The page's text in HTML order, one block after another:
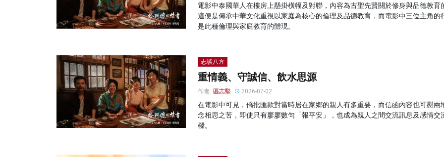
電影中泰國華人在樓房上懸掛橫幅及對聯，內容為古聖先賢關於修身與品德教育
這便是傳承中華文化重視以家庭為核心的倫理及品德教育，而電影中三位主角的
是此種倫理與家庭教育的體現。
志談八方
重情義、守誠信、飲水思源
作者: 區志堅 2026-07-02
在電影中可見，僑批匯款對當時居在家鄉的親人有多重要，而信函內容也可慰兩
念相思之苦，即使只有廖廖數句「報平安」，也成為親人之間交流訊息及感情交
樑。